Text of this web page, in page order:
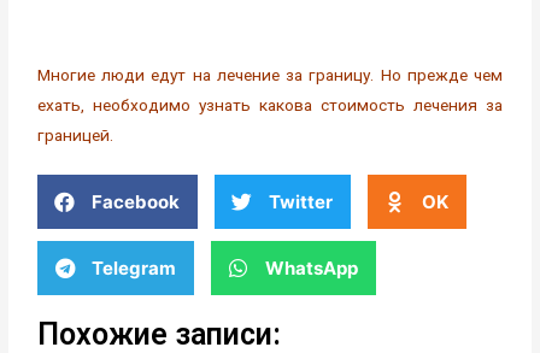
Многие люди едут на лечение за границу. Но прежде чем
ехать, необходимо узнать какова стоимость лечения за
границей.
Facebook Twitter OK
Telegram WhatsApp
Похожие записи: